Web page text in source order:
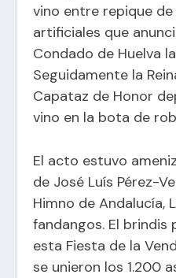
vino entre repique
artificiales que
Condado de Huelva
Seguidamente la
Capataz de Honor
vino en la bota de
El acto estuvo
de José Luís Pérez-
Himno de Andalucía,
fandangos. El brindis
esta Fiesta de la
se unieron los 1.200